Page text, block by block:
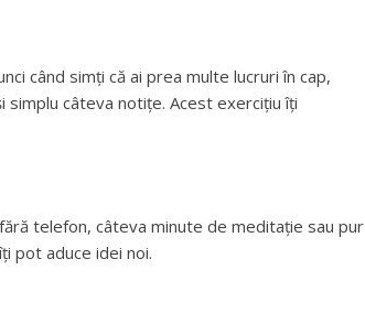
când simți că ai prea multe lucruri în cap,
câteva notițe. Acest exercițiu îți
telefon, câteva minute de meditație sau pur
pot aduce idei noi.